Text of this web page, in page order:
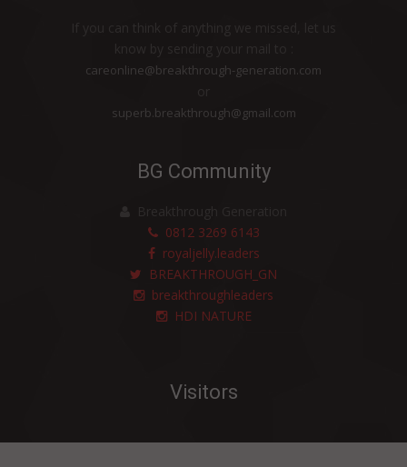
careonline@breakthrough-generation.com
superb.breakthrough@gmail.com
BG Community
0812 3269 6143
royaljelly.leaders
BREAKTHROUGH_GN
breakthroughleaders
HDI NATURE
Visitors